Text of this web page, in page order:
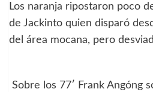
Los naranja ripostaron poco
de Jackinto quien disparó
del área mocana, pero
Sobre los 77′ Frank Angóng